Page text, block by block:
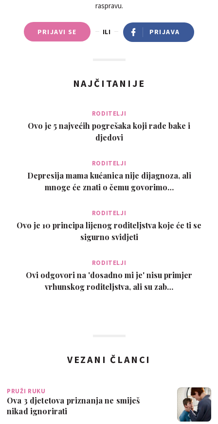
raspravu.
PRIJAVI SE ILI PRIJAVA
NAJČITANIJE
RODITELJI
Ovo je 5 najvećih pogrešaka koji rade bake i
djedovi
RODITELJI
Depresija mama kućanica nije dijagnoza, ali
mnoge će znati o čemu govorimo…
RODITELJI
Ovo je 10 principa lijenog roditeljstva koje će ti se
sigurno svidjeti
RODITELJI
Ovi odgovori na 'dosadno mi je' nisu primjer
vrhunskog roditeljstva, ali su zab…
VEZANI ČLANCI
PRUŽI RUKU
Ova 3 djetetova priznanja ne smiješ
nikad ignorirati